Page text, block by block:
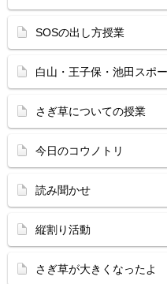
SOSの出し方授業
白山・王子保・池田スポ
さぎ草についての授業
今日のコウノトリ
読み聞かせ
縦割り活動
さぎ草が大きくなったよ